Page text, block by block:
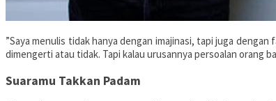
”Saya menulis tidak hanya dengan imajinasi, tapi juga
dimengerti atau tidak. Tapi kalau urusannya persoalan orang
Suaramu Takkan Padam